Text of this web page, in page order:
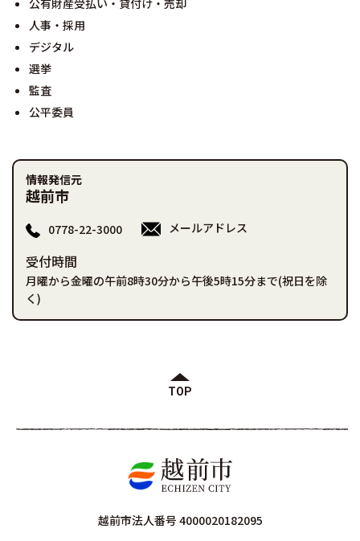
公有財産受払い・貸付け・売却
人事・採用
デジタル
選挙
監査
公平委員
情報発信元
越前市
0778-22-3000 メールアドレス
受付時間
月曜から金曜の午前8時30分から午後5時15分まで(祝日を除
く)
TOP
越前市法人番号 4000020182095